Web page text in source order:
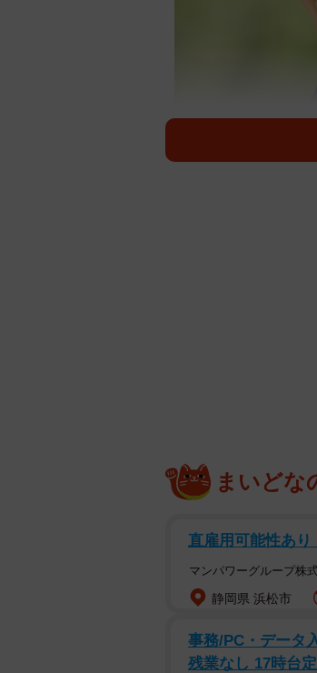
席に着くなり、Aさん
めました。
商談を続けながらAさ
充電はご遠慮いただ
まいどな
直雇用可能性あ
マンパワーグループ株
静岡県 浜松市
事務/PC・データ
残業なし 17時台